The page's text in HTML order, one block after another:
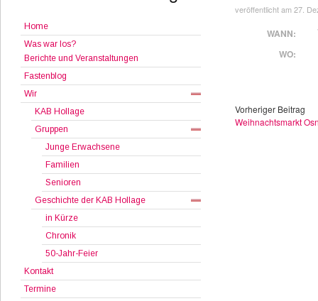
Home
Was war los?
Berichte und Veranstaltungen
Fastenblog
Wir
KAB Hollage
Gruppen
Junge Erwachsene
Familien
Senioren
Geschichte der KAB Hollage
in Kürze
Chronik
50-Jahr-Feier
Kontakt
Termine
veröffentlicht am 27.
WANN:
WO:
Vorheriger Beitrag
Weihnachtsmarkt